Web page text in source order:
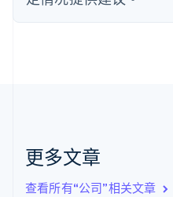
更多文章
查看所有“公司”相关文章
English
English